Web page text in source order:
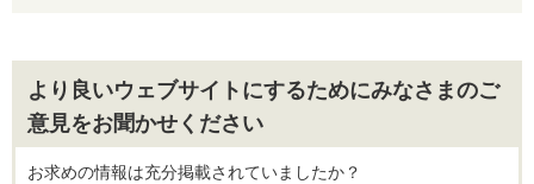
より良いウェブサイトにするためにみなさまのご
意見をお聞かせください
お求めの情報は充分掲載されていましたか？